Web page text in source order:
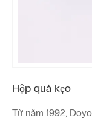
Hộp quà kẹo
Từ năm 1992,